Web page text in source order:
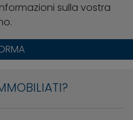
sulla vostra